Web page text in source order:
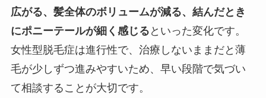
広がる、髪全体のボリュームが減る、結んだとき
にポニーテールが細く感じる といった変化です。
女性型脱毛症は進行性で、治療しないままだと薄
毛が少しずつ進みやすいため、早い段階で気づい
て相談することが大切です。